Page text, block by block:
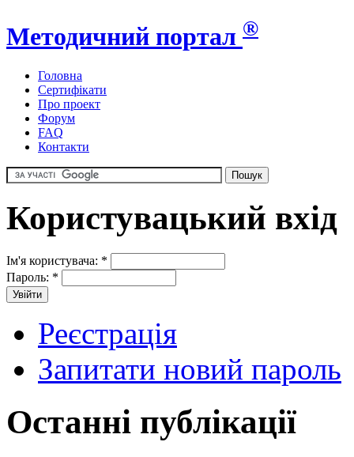
Методичний портал ®
Головна
Сертифікати
Про проект
Форум
FAQ
Контакти
Користувацький вхід
Ім'я користувача: *
Пароль: *
Реєстрація
Запитати новий пароль
Останні публікації